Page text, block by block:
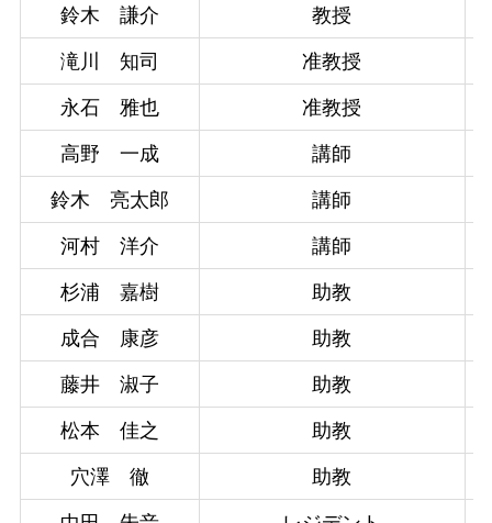
鈴木 謙介
教授
滝川 知司
准教授
永石 雅也
准教授
高野 一成
講師
鈴木 亮太郎
講師
河村 洋介
講師
杉浦 嘉樹
助教
成合 康彦
助教
藤井 淑子
助教
松本 佳之
助教
穴澤 徹
助教